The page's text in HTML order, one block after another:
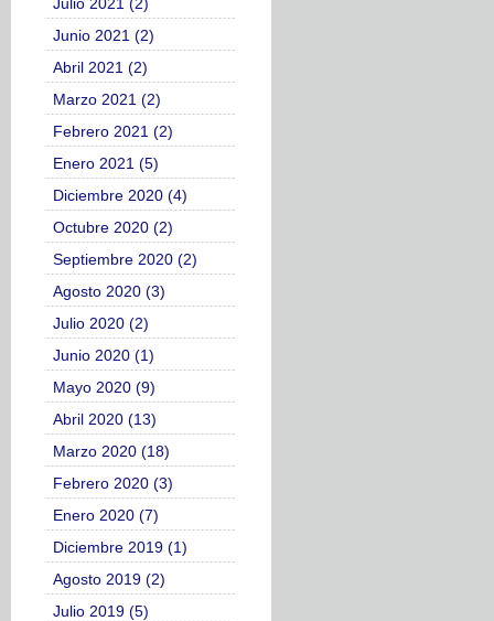
Junio 2021 (2)
Abril 2021 (2)
Marzo 2021 (2)
Febrero 2021 (2)
Enero 2021 (5)
Diciembre 2020 (4)
Octubre 2020 (2)
Septiembre 2020 (2)
Agosto 2020 (3)
Julio 2020 (2)
Junio 2020 (1)
Mayo 2020 (9)
Abril 2020 (13)
Marzo 2020 (18)
Febrero 2020 (3)
Enero 2020 (7)
Diciembre 2019 (1)
Agosto 2019 (2)
Julio 2019 (5)